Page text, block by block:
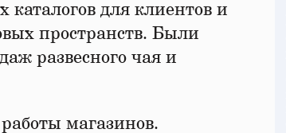
каталогов для клиентов и
пространств. Были
развесного чая и
магазинов.